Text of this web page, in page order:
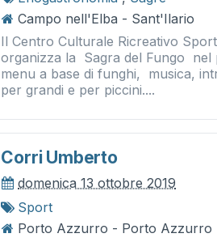
Campo nell'Elba - Sant'Ilario
Il Centro Culturale Ricreativo
organizza la Sagra del Fungo
menu a base di funghi, musica,
per grandi e per piccini....
Corri Umberto
domenica 13 ottobre 2019
Sport
Porto Azzurro - Porto Azzurro